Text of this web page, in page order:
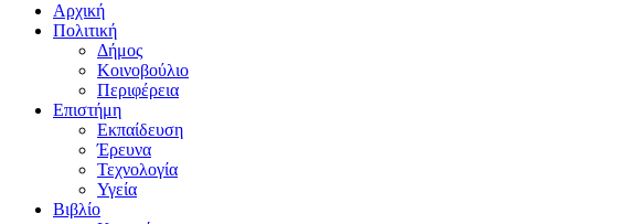
Αρχική
Πολιτική
Δήμος
Κοινοβούλιο
Περιφέρεια
Επιστήμη
Εκπαίδευση
Έρευνα
Τεχνολογία
Υγεία
Βιβλίο